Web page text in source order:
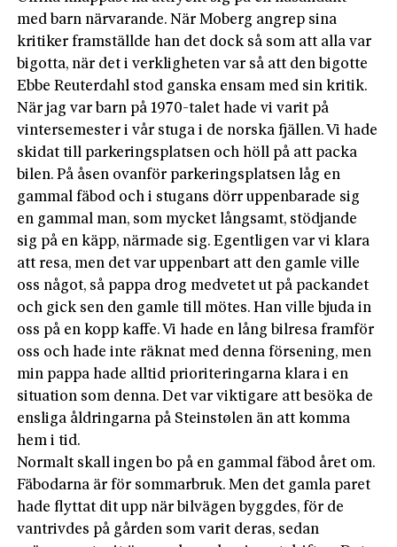
med barn närvarande. När Moberg angrep sina
kritiker framställde han det dock så som att alla var
bigotta, när det i verkligheten var så att den bigotte
Ebbe Reuterdahl stod ganska ensam med sin kritik.
När jag var barn på 1970-talet hade vi varit på
vintersemester i vår stuga i de norska fjällen. Vi hade
skidat till parkeringsplatsen och höll på att packa
bilen. På åsen ovanför parkeringsplatsen låg en
gammal fäbod och i stugans dörr uppenbarade sig
en gammal man, som mycket långsamt, stödjande
sig på en käpp, närmade sig. Egentligen var vi klara
att resa, men det var uppenbart att den gamle ville
oss något, så pappa drog medvetet ut på packandet
och gick sen den gamle till mötes. Han ville bjuda in
oss på en kopp kaffe. Vi hade en lång bilresa framför
oss och hade inte räknat med denna försening, men
min pappa hade alltid prioriteringarna klara i en
situation som denna. Det var viktigare att besöka de
ensliga åldringarna på Steinstølen än att komma
hem i tid.
Normalt skall ingen bo på en gammal fäbod året om.
Fäbodarna är för sommarbruk. Men det gamla paret
hade flyttat dit upp när bilvägen byggdes, för de
vantrivdes på gården som varit deras, sedan